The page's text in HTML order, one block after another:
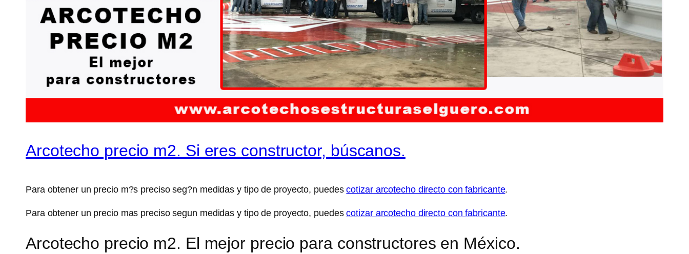
Arcotecho precio m2. Si eres constructor, búscanos.
Para obtener un precio m?s preciso seg?n medidas y tipo de proyecto, puedescotizar arcotecho directo con fabricante.
Para obtener un precio mas preciso segun medidas y tipo de proyecto, puedescotizar arcotecho directo con fabricante.
Arcotecho precio m2. El mejor precio para constructores en México.